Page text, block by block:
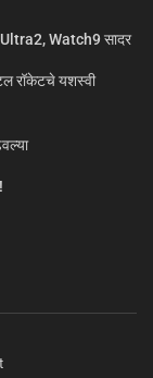
Watch9 सादर
रॉकेटचे यशस्वी